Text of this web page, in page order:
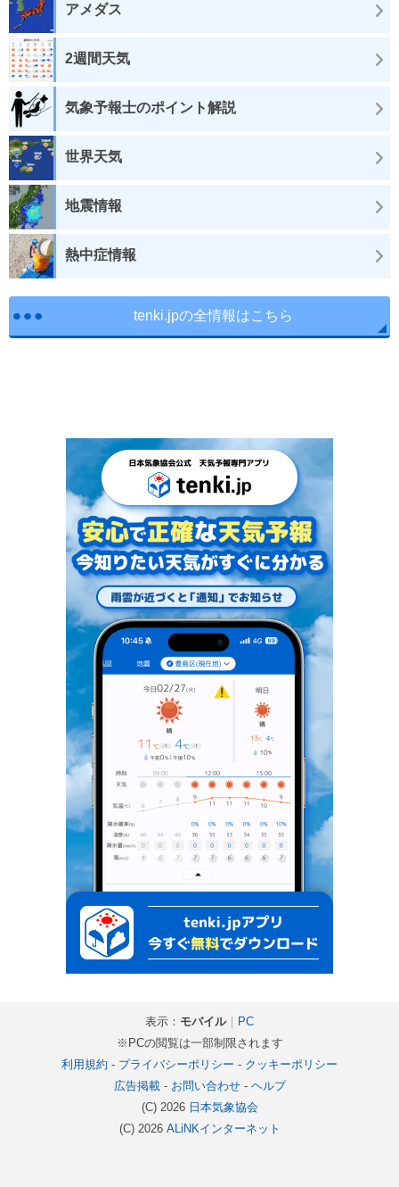
アメダス
2週間天気
気象予報士のポイント解説
世界天気
地震情報
熱中症情報
tenki.jpの全情報はこちら
表示： モバイル｜ PC
※PCの閲覧は一部制限されます
利用規約 - プライバシーポリシー - クッキーポリシー
広告掲載- お問い合わせ- ヘルプ
(C) 2026 日本気象協会
(C) 2026 ALiNKインターネット